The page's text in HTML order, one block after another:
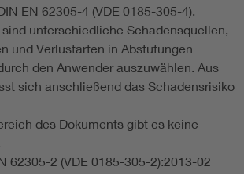
EN 62305-4 (VDE 0185-305-4).
unterschiedliche Schadensquellen,
und Verlustarten in Abstufungen
den Anwender auszuwählen. Aus
sich anschließend das Schadensrisiko
des Dokuments gibt es keine
62305-2 (VDE 0185-305-2):2013-02